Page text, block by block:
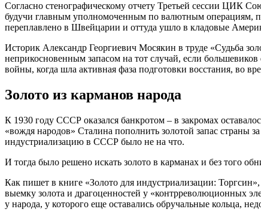
Согласно стенографическому отчету Третьей сессии ЦИК
будучи главным уполномоченным по валютным операциям,
переплавлено в Швейцарии и оттуда ушло в кладовые
Историк Александр Георгиевич Мосякин в труде «Судьба
неприкосновенным запасом на тот случай, если
войны, когда шла активная фаза подготовки восстания, во
Золото из карманов народа
К 1930 году СССР оказался банкротом – в закромах
«вождя народов» Сталина пополнить золотой запас страны
индустриализацию в СССР было не на что.
И тогда было решено искать золото в карманах и без того
Как пишет в книге «Золото для индустриализации:
выемку золота и драгоценностей у «контрреволюционных
у народа, у которого еще оставались обручальные кольца,